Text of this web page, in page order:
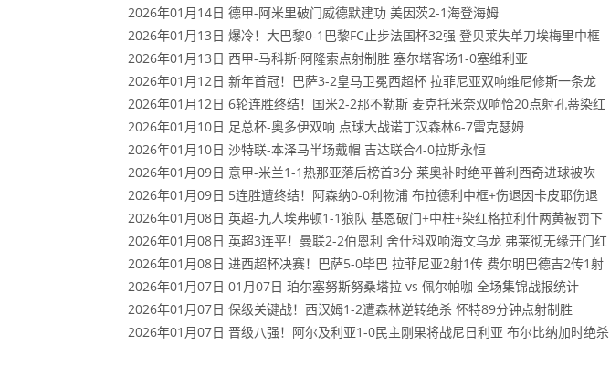
2026年01月14日 德甲-阿米里破门威德默建功 美因茨2-1海登海姆
2026年01月13日 爆冷！大巴黎0-1巴黎FC止步法国杯32强 登贝莱失单刀埃梅里中框
2026年01月13日 西甲-马科斯·阿隆索点射制胜 塞尔塔客场1-0塞维利亚
2026年01月12日 新年首冠！巴萨3-2皇马卫冕西超杯 拉菲尼亚双响维尼修斯一条龙
2026年01月12日 6轮连胜终结！国米2-2那不勒斯 麦克托米奈双响恰20点射孔蒂染红
2026年01月10日 足总杯-奥多伊双响 点球大战诺丁汉森林6-7雷克瑟姆
2026年01月10日 沙特联-本泽马半场戴帽 吉达联合4-0拉斯永恒
2026年01月09日 意甲-米兰1-1热那亚落后榜首3分 莱奥补时绝平普利西奇进球被吹
2026年01月09日 5连胜遭终结！阿森纳0-0利物浦 布拉德利中框+伤退因卡皮耶伤退
2026年01月08日 英超-九人埃弗顿1-1狼队 基恩破门+中柱+染红格拉利什两黄被罚下
2026年01月08日 英超3连平！曼联2-2伯恩利 舍什科双响海文乌龙 弗莱彻无缘开门红
2026年01月08日 进西超杯决赛！巴萨5-0毕巴 拉菲尼亚2射1传 费尔明巴德吉2传1射
2026年01月07日 01月07日 珀尔塞努斯努桑塔拉 vs 佩尔帕咖 全场集锦战报统计
2026年01月07日 保级关键战！西汉姆1-2遭森林逆转绝杀 怀特89分钟点射制胜
2026年01月07日 晋级八强！阿尔及利亚1-0民主刚果将战尼日利亚 布尔比纳加时绝杀